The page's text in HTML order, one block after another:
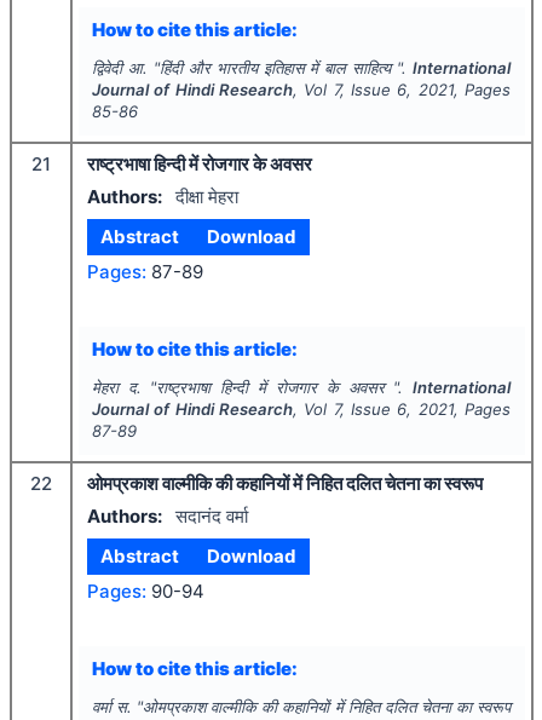
How to cite this article:
द्विवेदी आ. "हिंदी और भारतीय इतिहास में बाल साहित्य ".International
Journal of Hindi Research, Vol 7, Issue 6, 2021, Pages
85-86
21
राष्ट्रभाषा हिन्दी में रोजगार के अवसर
Authors: दीक्षा मेहरा
Abstract
Download
Pages: 87-89
How to cite this article:
मेहरा द. "राष्ट्रभाषा हिन्दी में रोजगार के अवसर ".International
Journal of Hindi Research, Vol 7, Issue 6, 2021, Pages
87-89
22
ओमप्रकाश वाल्मीकि की कहानियों में निहित दलित चेतना का स्वरूप
Authors: सदानंद वर्मा
Abstract
Download
Pages: 90-94
How to cite this article:
वर्मा स. "ओमप्रकाश वाल्मीकि की कहानियों में निहित दलित चेतना का स्वरूप